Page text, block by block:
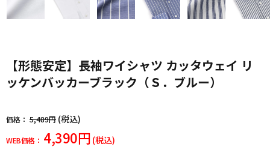
【形態安定】長袖ワイシャツ カッタウェイ リ
ッケンバッカーブラック（Ｓ．ブルー）
価格： 5,489円 (税込)
WEB価格： 4,390円 (税込)